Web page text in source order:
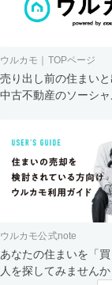
ウルカモ｜TOPページ
売り出し前の住まいと
中古不動産のソーシ
ウルカモ公式note
あなたの住まいを「
人を探してみませんか